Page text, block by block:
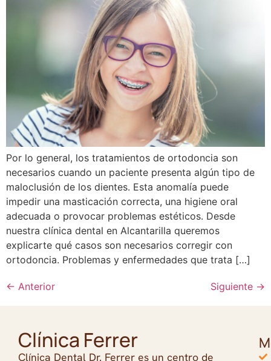
Por lo general, los tratamientos de ortodoncia son
necesarios cuando un paciente presenta algún tipo de
maloclusión de los dientes. Esta anomalía puede
impedir una masticación correcta, una higiene oral
adecuada o provocar problemas estéticos. Desde
nuestra clínica dental en Alcantarilla queremos
explicarte qué casos son necesarios corregir con
ortodoncia. Problemas y enfermedades que trata […]
← Anterior Siguiente →
Clínica Ferrer
Clínica Dental Dr. Ferrer es un centro de